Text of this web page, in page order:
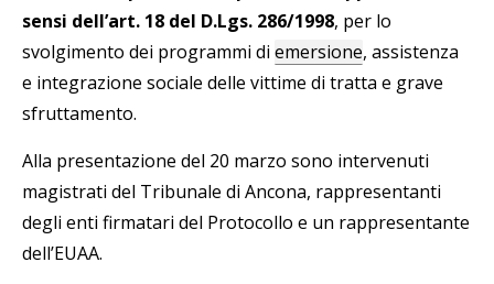
sensi dell’art. 18 del D.Lgs. 286/1998, per lo
svolgimento dei programmi di emersione, assistenza
e integrazione sociale delle vittime di tratta e grave
sfruttamento.
Alla presentazione del 20 marzo sono intervenuti
magistrati del Tribunale di Ancona, rappresentanti
degli enti firmatari del Protocollo e un rappresentante
dell’EUAA.